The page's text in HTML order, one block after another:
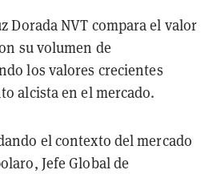
Dorada NVT compara el valor
su volumen de
los valores crecientes
alcista en el mercado.
el contexto del mercado
Jefe Global de